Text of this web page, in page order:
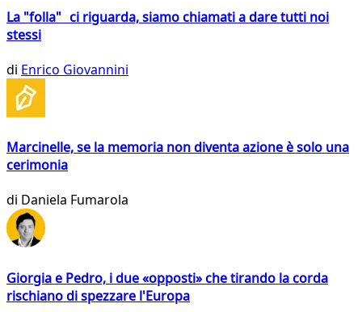
La "folla" ci riguarda, siamo chiamati a dare tutti noi
stessi
di Enrico Giovannini
Marcinelle, se la memoria non diventa azione è solo una
cerimonia
di Daniela Fumarola
Giorgia e Pedro, i due «opposti» che tirando la corda
rischiano di spezzare l'Europa